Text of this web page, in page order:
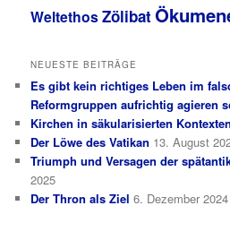
WeltethosZölibat
NEUESTE BEITRÄGE
Es gibt kein richtiges Leben im
Reformgruppen aufrichtig agieren
Kirchen in säkularisierten Kontexten
Der Löwe des Vatikan 13. August
Triumph und Versagen der
2025
Der Thron als Ziel 6. Dezember 2024